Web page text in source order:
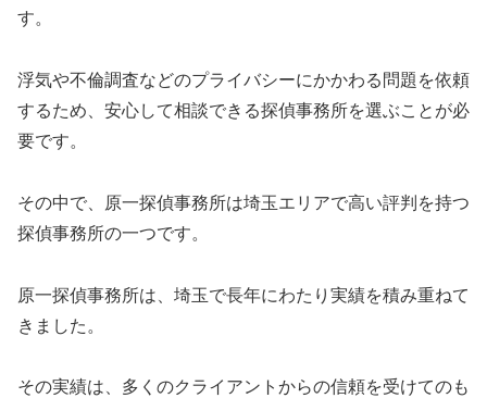
す。
浮気や不倫調査などのプライバシーにかかわる問題を依頼
するため、安心して相談できる探偵事務所を選ぶことが必
要です。
その中で、原一探偵事務所は埼玉エリアで高い評判を持つ
探偵事務所の一つです。
原一探偵事務所は、埼玉で長年にわたり実績を積み重ねて
きました。
その実績は、多くのクライアントからの信頼を受けてのも